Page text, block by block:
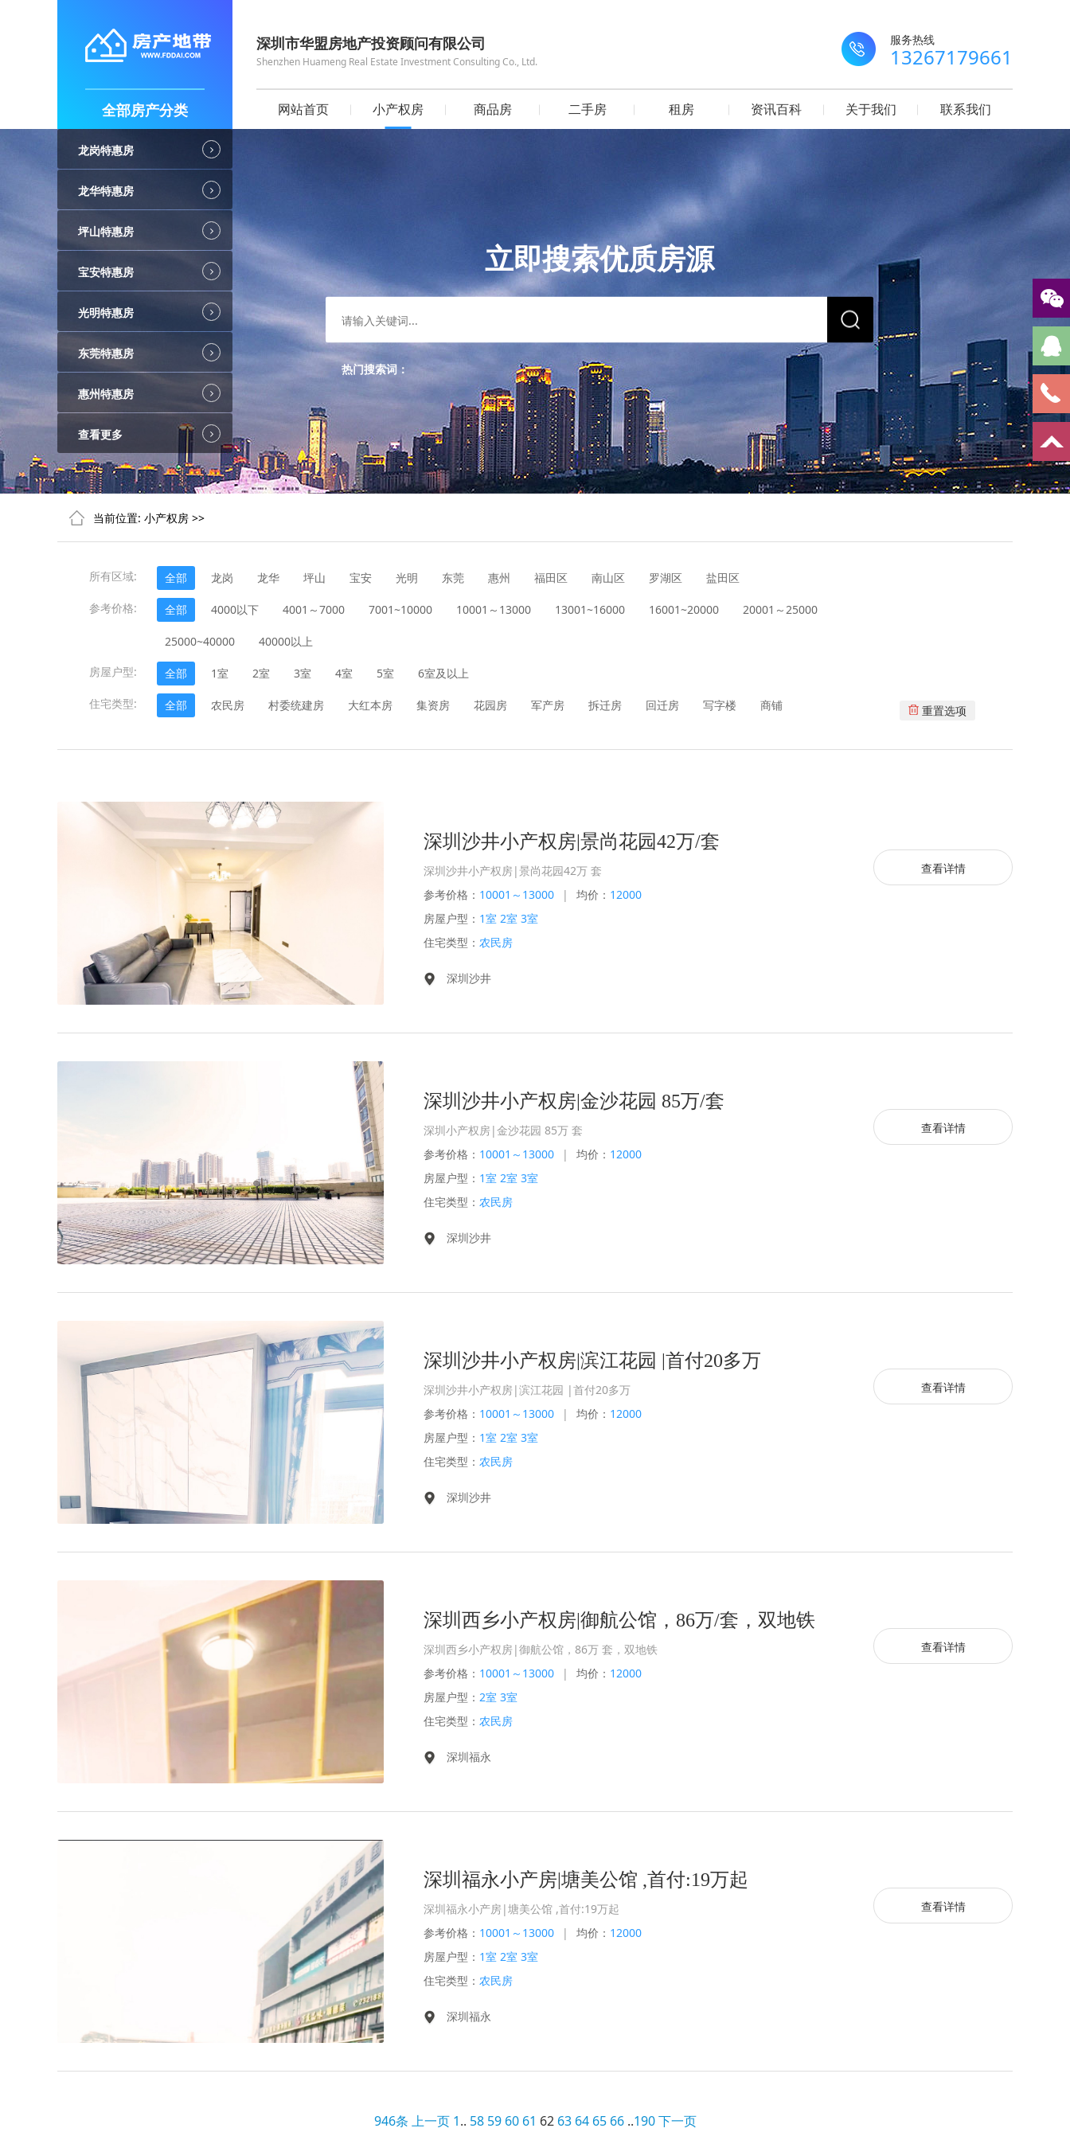
全部房产分类
龙岗特惠房
龙华特惠房
坪山特惠房
宝安特惠房
光明特惠房
东莞特惠房
惠州特惠房
查看更多
深圳市华盟房地产投资顾问有限公司
Shenzhen Huameng Real Estate Investment Consulting Co., Ltd.
服务热线
13267179661
网站首页 小产权房 商品房 二手房 租房 资讯百科 关于我们 联系我们
立即搜索优质房源
热门搜索词：
当前位置: 小产权房 >>
所有区域: 全部 龙岗 龙华 坪山 宝安 光明 东莞 惠州 福田区 南山区 罗湖区
盐田区
参考价格:
全部 4000以下 4001～7000 7001~10000 10001～13000 13001~16000 16001~20000 20001～25000
25000~40000
40000以上
房屋户型:
全部 1室 2室 3室 4室 5室
6室及以上
住宅类型:
全部 农民房 村委统建房 大红本房 集资房 花园房 军产房 拆迁房 回迁房 写字楼 商铺 重置选项
深圳沙井小产权房|景尚花园42万/套
深圳沙井小产权房|景尚花园42万 套
参考价格： 10001～13000 | 均价： 12000
房屋户型： 1室 2室 3室
住宅类型： 农民房
深圳沙井
查看详情
深圳沙井小产权房|金沙花园 85万/套
深圳小产权房|金沙花园 85万 套
参考价格： 10001～13000 | 均价： 12000
房屋户型： 1室 2室 3室
住宅类型： 农民房
深圳沙井
查看详情
深圳沙井小产权房|滨江花园 |首付20多万
深圳沙井小产权房|滨江花园 |首付20多万
参考价格： 10001～13000 | 均价： 12000
房屋户型： 1室 2室 3室
住宅类型： 农民房
深圳沙井
查看详情
深圳西乡小产权房|御航公馆，86万/套，双地铁
深圳西乡小产权房|御航公馆，86万 套，双地铁
参考价格： 10001～13000 | 均价： 12000
房屋户型： 2室 3室
住宅类型： 农民房
深圳福永
查看详情
深圳福永小产房|塘美公馆 ,首付:19万起
深圳福永小产房|塘美公馆 ,首付:19万起
参考价格： 10001～13000 | 均价： 12000
房屋户型： 1室 2室 3室
住宅类型： 农民房
深圳福永
查看详情
946条 上一页 1.. 58 59 60 61 62 63 64 65 66..190 下一页